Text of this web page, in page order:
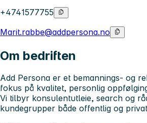
+4741577755
Marit.rabbe@addpersona.no
Om bedriften
Add Persona er et bemannings- og
fokus på kvalitet, personlig
Vi tilbyr konsulentutleie, search og
kundegrupper både offentlig og